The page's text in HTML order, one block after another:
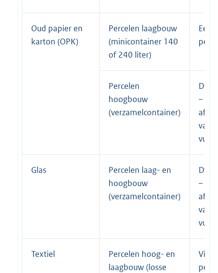
Oud papier en
karton (OPK)
Percelen laagbouw
(minicontainer 140
of 240 liter)
per
Percelen
hoogbouw
(verzamelcontainer)
–
van
Glas
Percelen laag- en
hoogbouw
(verzamelcontainer)
–
van
Textiel
Percelen hoog- en
laagbouw (losse
Vier
per